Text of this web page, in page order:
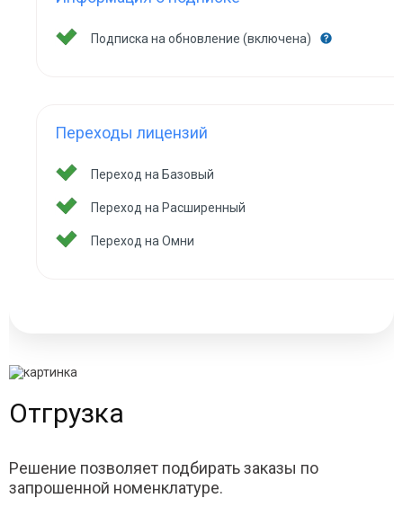
Подписка на обновление (включена)
Переходы лицензий
Переход на Базовый
Переход на Расширенный
Переход на Омни
Отгрузка
Решение позволяет подбирать заказы по
запрошенной номенклатуре.